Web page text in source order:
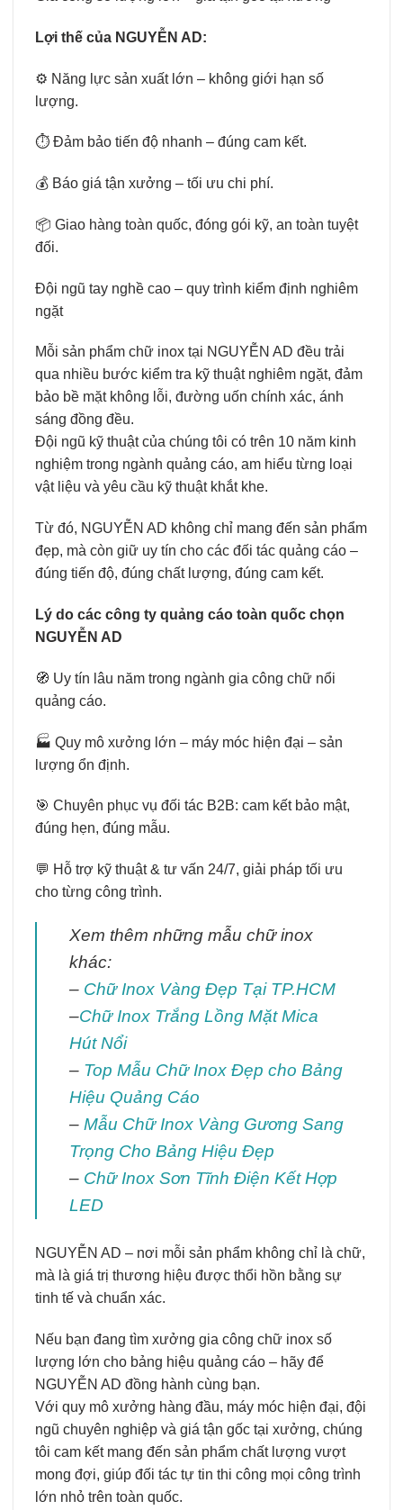
Lợi thế của NGUYỄN AD:
⚙️ Năng lực sản xuất lớn – không giới hạn số
lượng.
⏱️ Đảm bảo tiến độ nhanh – đúng cam kết.
💰 Báo giá tận xưởng – tối ưu chi phí.
📦 Giao hàng toàn quốc, đóng gói kỹ, an toàn tuyệt
đối.
Đội ngũ tay nghề cao – quy trình kiểm định nghiêm
ngặt
Mỗi sản phẩm chữ inox tại NGUYỄN AD đều trải
qua nhiều bước kiểm tra kỹ thuật nghiêm ngặt, đảm
bảo bề mặt không lỗi, đường uốn chính xác, ánh
sáng đồng đều.
Đội ngũ kỹ thuật của chúng tôi có trên 10 năm kinh
nghiệm trong ngành quảng cáo, am hiểu từng loại
vật liệu và yêu cầu kỹ thuật khắt khe.
Từ đó, NGUYỄN AD không chỉ mang đến sản phẩm
đẹp, mà còn giữ uy tín cho các đối tác quảng cáo –
đúng tiến độ, đúng chất lượng, đúng cam kết.
Lý do các công ty quảng cáo toàn quốc chọn
NGUYỄN AD
🧭 Uy tín lâu năm trong ngành gia công chữ nổi
quảng cáo.
🏭 Quy mô xưởng lớn – máy móc hiện đại – sản
lượng ổn định.
🎯 Chuyên phục vụ đối tác B2B: cam kết bảo mật,
đúng hẹn, đúng mẫu.
💬 Hỗ trợ kỹ thuật & tư vấn 24/7, giải pháp tối ưu
cho từng công trình.
Xem thêm những mẫu chữ inox
khác:
– Chữ Inox Vàng Đẹp Tại TP.HCM
–Chữ Inox Trắng Lồng Mặt Mica
Hút Nổi
– Top Mẫu Chữ Inox Đẹp cho Bảng
Hiệu Quảng Cáo
– Mẫu Chữ Inox Vàng Gương Sang
Trọng Cho Bảng Hiệu Đẹp
– Chữ Inox Sơn Tĩnh Điện Kết Hợp
LED
NGUYỄN AD – nơi mỗi sản phẩm không chỉ là chữ,
mà là giá trị thương hiệu được thổi hồn bằng sự
tinh tế và chuẩn xác.
Nếu bạn đang tìm xưởng gia công chữ inox số
lượng lớn cho bảng hiệu quảng cáo – hãy để
NGUYỄN AD đồng hành cùng bạn.
Với quy mô xưởng hàng đầu, máy móc hiện đại, đội
ngũ chuyên nghiệp và giá tận gốc tại xưởng, chúng
tôi cam kết mang đến sản phẩm chất lượng vượt
mong đợi, giúp đối tác tự tin thi công mọi công trình
lớn nhỏ trên toàn quốc.